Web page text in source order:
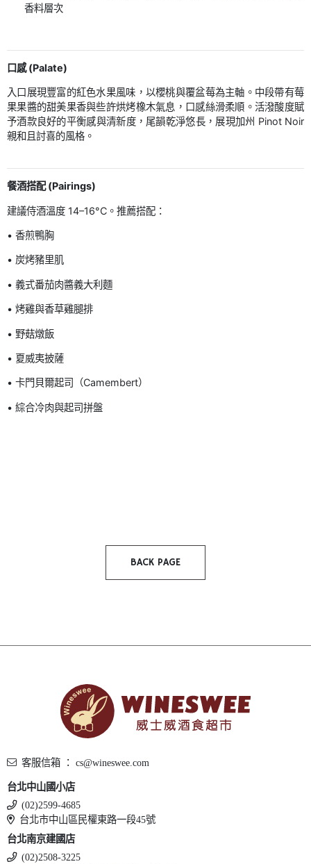
香料層次
口感 (Palate)
入口展現豐富的紅色水果風味，以櫻桃與覆盆莓為主軸。中段帶有莓
果果醬的甜美果香與些許烘烤橡木氣息，口感絲滑柔順。活潑酸度賦
予酒款良好的平衡感與清新度，尾韻乾淨悠長，展現加州 Pinot Noir
親和且討喜的風格。
餐酒搭配 (Pairings)
建議侍酒溫度 14–16°C。推薦搭配：
• 香煎鴨胸
• 炭烤豬里肌
• 義式番茄肉醬義大利麵
• 烤雞與香草雞腿排
• 野菇燉飯
• 夏威夷披薩
• 卡門貝爾起司（Camembert）
• 綜合冷肉與起司拼盤
BACK PAGE
客服信箱 ： cs@wineswee.com
台北中山國小店
(02)2599-4685
台北市中山區民權東路一段45號
台北南京建國店
(02)2508-3225